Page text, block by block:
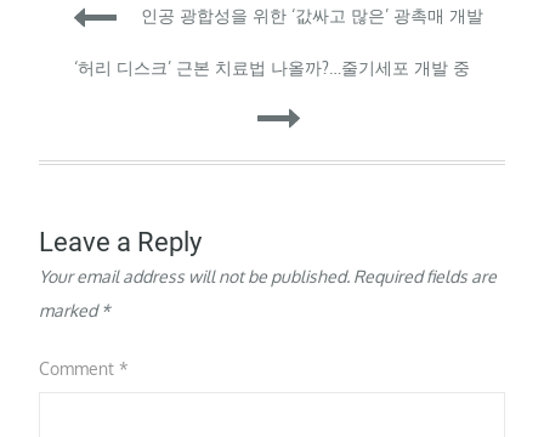
Post
navigation
인공 광합성을 위한 ‘값싸고 많은’ 광촉매 개발
‘허리 디스크’ 근본 치료법 나올까?…줄기세포 개발 중
Leave a Reply
Your email address will not be published. Required fields are
marked*
Comment*